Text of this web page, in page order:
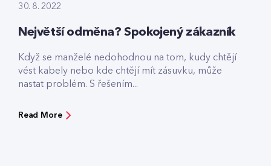
30. 8. 2022
Největší odměna? Spokojený zákazník
Když se manželé nedohodnou na tom, kudy chtějí
vést kabely nebo kde chtějí mít zásuvku, může
nastat problém. S řešením...
Read More